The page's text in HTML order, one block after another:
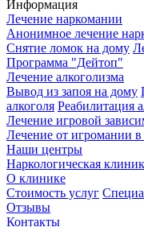
Информация
Лечение наркомании
Анонимное лечение
Снятие ломок на дому
Программа "Дейтоп"
Лечение алкоголизма
Вывод из запоя на дому
алкоголя Реабилитация
Лечение игровой
Лечение от игромании
Наши центры
Наркологическая
О клинике
Стоимость услуг
Отзывы
Контакты